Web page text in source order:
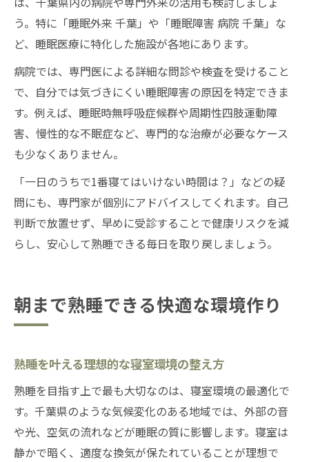
う。特に「睡眠外来 千葉」や「睡眠障害 病院 千葉」な
ど、睡眠医療に特化した施設が各地にあります。
病院では、専門医による詳細な問診や検査を受けること
で、自分では気づきにくい睡眠障害の原因を特定できま
す。例えば、睡眠時無呼吸症候群や周期性四肢運動障
害、慢性的な不眠症など、専門的な治療が必要なケース
も少なくありません。
「一日のうちで1番寝てはいけない時間は？」などの疑
問にも、専門家が個別にアドバイスしてくれます。自己
判断で放置せず、早めに受診することで健康リスクを減
らし、安心して熟睡できる毎日を取り戻しましょう。
朝まで熟睡できる快適な環境作り
熟睡を叶える理想的な寝室環境の整え方
熟睡を目指す上で最も大切なのは、寝室環境の最適化で
す。千葉県のような気候変化のある地域では、外部の音
や光、空気の流れなどが睡眠の質に影響します。寝室は
静かで暗く、適度な換気が保たれていることが理想で